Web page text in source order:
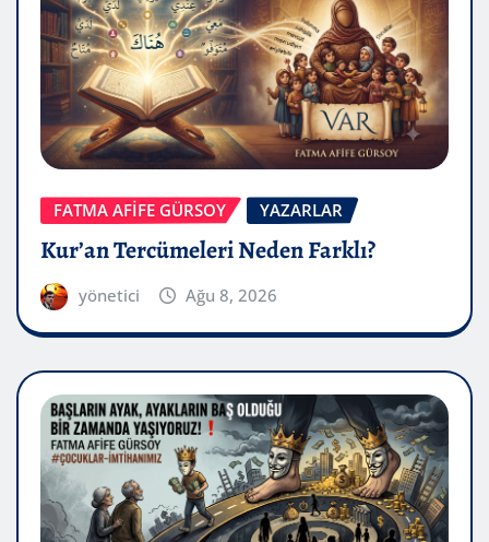
FATMA AFİFE GÜRSOY YAZARLAR
Kur’an Tercümeleri Neden Farklı?
yönetici Ağu 8, 2026